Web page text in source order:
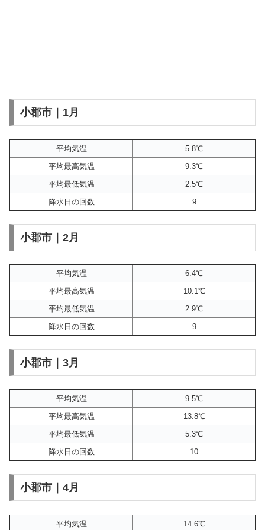
小郡市｜1月
平均気温
5.8℃
平均最高気温
9.3℃
平均最低気温
2.5℃
降水日の回数
9
小郡市｜2月
平均気温
6.4℃
平均最高気温
10.1℃
平均最低気温
2.9℃
降水日の回数
9
小郡市｜3月
平均気温
9.5℃
平均最高気温
13.8℃
平均最低気温
5.3℃
降水日の回数
10
小郡市｜4月
平均気温 14.6℃